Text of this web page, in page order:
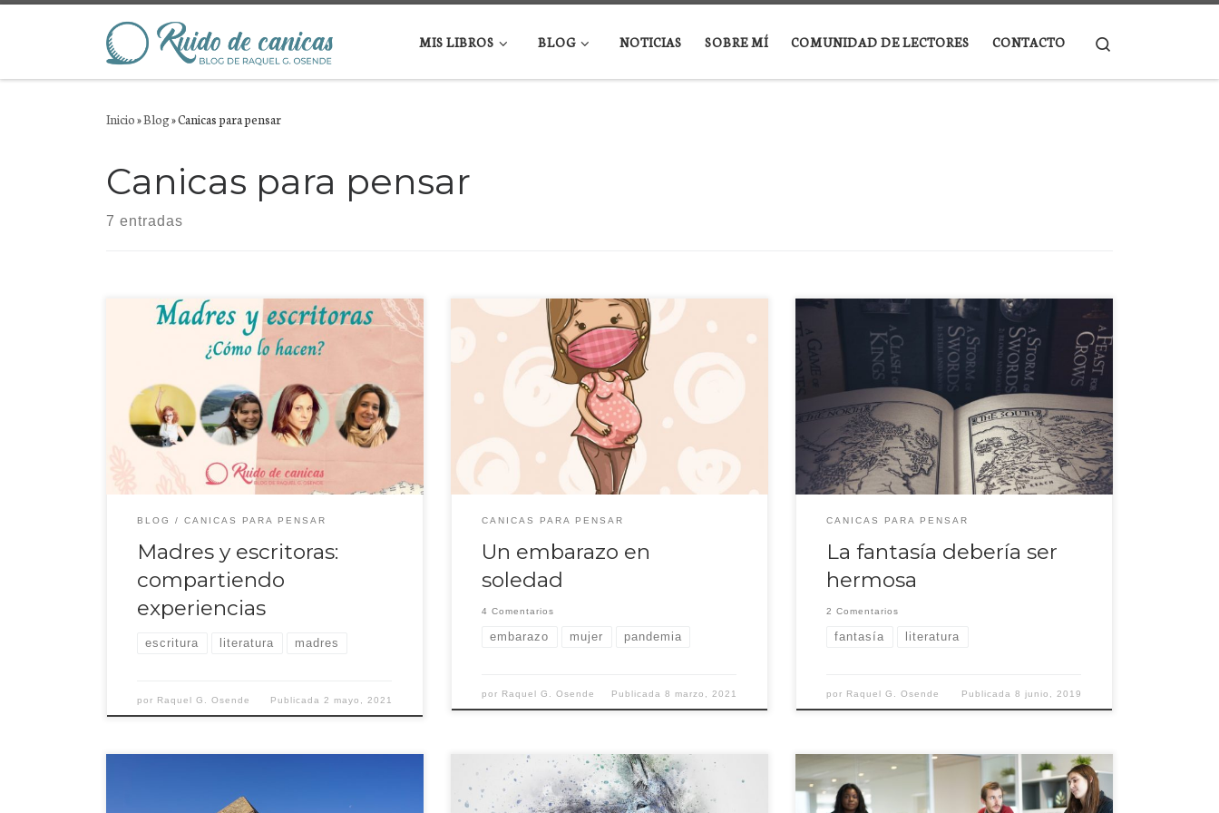
Saltar al contenido
MIS LIBROS
BLOG NOTICIAS SOBRE MÍ COMUNIDAD DE LECTORES CONTACTO
Inicio»Blog»Canicas para pensar
Canicas para pensar
7 entradas
sobre cómo compaginar la escritura, la maternidad y
una carrera profesional.
BLOG CANICAS PARA PENSAR
Madres y escritoras:
compartiendo
experiencias
escritura literatura madres
por Raquel G. Osende Publicada 2 mayo, 2021
Mi peor momento de la pandemia Para mí, el peor
momento de la pandemia fue el día en que,
embarazada de tres meses, me hice la primera
ecografía en el hospital. Ocurrió en octubre. Una
mañana fría y más gris de lo que suelen ser las mañanas
en Valencia. La […]
CANICAS PARA PENSAR
Un embarazo en
soledad
4 Comentarios
embarazo mujer pandemia
por Raquel G. Osende Publicada 8 marzo, 2021
Hace unos años, un amigo de cuyo gusto literario me
fío puso en mis manos el primer tomo de la serie
Canción de Hielo y Fuego. Me aseguró que era lo
mejor en literatura fantástica desde Tolkien. Ese tipo
de afirmaciones suelen ser sospechosas, pero el título
era tan sugerente, […]
CANICAS PARA PENSAR
La fantasía debería ser
hermosa
2 Comentarios
fantasía literatura
por Raquel G. Osende Publicada 8 junio, 2019
Estas Navidades las he pasado en Egipto y, mientras
El mundo actual es una selva de información. Estamos
tan desbordados de conocimientos que es imposible
Hablemos del lenguaje inclusivo. Diversos colectivos
feministas afirman que es necesario introducir ciertas